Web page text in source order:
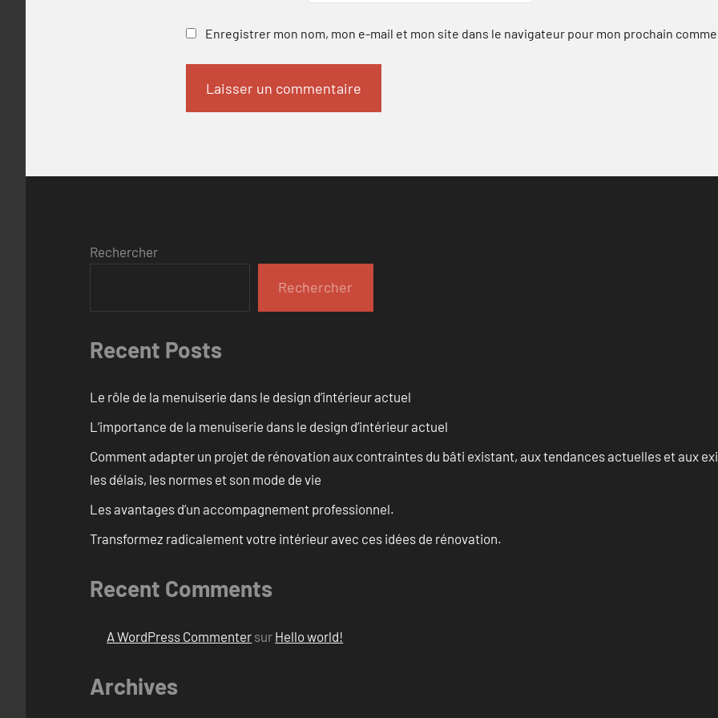
Enregistrer mon nom, mon e-mail et mon site dans le navigateur pour mon prochain
Rechercher
Rechercher
Recent Posts
Le rôle de la menuiserie dans le design d’intérieur actuel
L’importance de la menuiserie dans le design d’intérieur actuel
Comment adapter un projet de rénovation aux contraintes du bâti existant, aux tendances actuelles et aux
les délais, les normes et son mode de vie
Les avantages d’un accompagnement professionnel.
Transformez radicalement votre intérieur avec ces idées de rénovation.
Recent Comments
A WordPress Commenter sur Hello world!
Archives